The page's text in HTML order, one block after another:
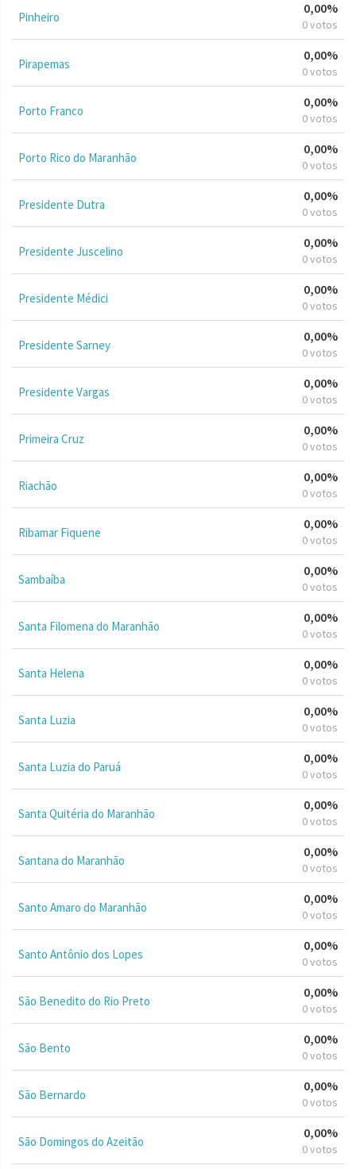
Pinheiro
0,00%
0 votos
Pirapemas
0,00%
0 votos
Porto Franco
0,00%
0 votos
Porto Rico do Maranhão
0,00%
0 votos
Presidente Dutra
0,00%
0 votos
Presidente Juscelino
0,00%
0 votos
Presidente Médici
0,00%
0 votos
Presidente Sarney
0,00%
0 votos
Presidente Vargas
0,00%
0 votos
Primeira Cruz
0,00%
0 votos
Riachão
0,00%
0 votos
Ribamar Fiquene
0,00%
0 votos
Sambaíba
0,00%
0 votos
Santa Filomena do Maranhão
0,00%
0 votos
Santa Helena
0,00%
0 votos
Santa Luzia
0,00%
0 votos
Santa Luzia do Paruá
0,00%
0 votos
Santa Quitéria do Maranhão
0,00%
0 votos
Santana do Maranhão
0,00%
0 votos
Santo Amaro do Maranhão
0,00%
0 votos
Santo Antônio dos Lopes
0,00%
0 votos
São Benedito do Rio Preto
0,00%
0 votos
São Bento
0,00%
0 votos
São Bernardo
0,00%
0 votos
São Domingos do Azeitão
0,00%
0 votos